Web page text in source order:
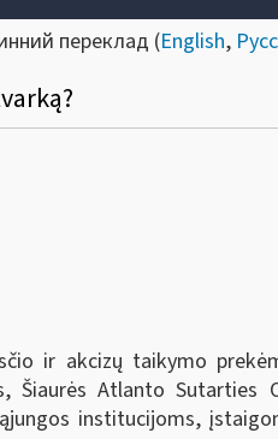
переклад (English,
ir akcizų taikymo
Atlanto Sutarties
institucijoms,